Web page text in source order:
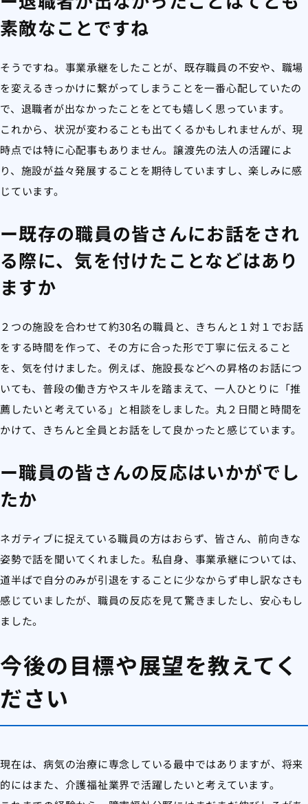
素敵なことですね
そうですね。事業承継をしたことが、既存職員の不安や、職場
を変えるきっかけに繋がってしまうことを一番心配していたの
で、退職者が出なかったことをとても嬉しく思っています。
これから、状況が変わることも出てくるかもしれませんが、現
時点では特に心配事もありません。譲渡先の法人の活躍によ
り、施設が益々発展することを期待していますし、楽しみに感
じています。
ー既存の職員の皆さんにお話をされ
る際に、気を付けたことなどはあり
ますか
２つの施設を合わせて約30名の職員と、きちんと１対１でお話
をする時間を作って、その方に合った形で丁寧に伝えること
を、気を付けました。例えば、施設長などへの昇格のお話につ
いても、普段の働き方やスキルを踏まえて、一人ひとりに「推
薦したいと考えている」と相談をしました。丸２日間と時間を
かけて、きちんと全員とお話をして良かったと感じています。
ー職員の皆さんの反応はいかがでし
たか
ネガティブに捉えている職員の方はおらず、皆さん、前向きな
姿勢で話を聞いてくれました。私自身、事業承継については、
道半ばで自分のみが引退をすることに少なからず申し訳なさも
感じていましたが、職員の反応を見て驚きましたし、安心もし
ました。
今後の目標や展望を教えてく
ださい
現在は、病気の治療に専念している最中ではありますが、将来
的にはまた、介護福祉業界で活躍したいと考えています。